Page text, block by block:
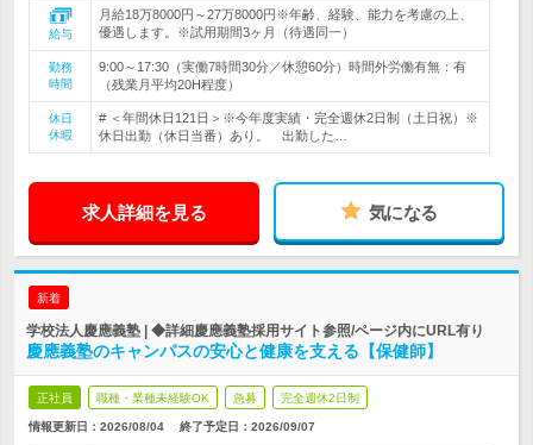
給与
月給18万8000円～27万8000円※年齢、経験、能力を考慮の上、
優遇します。※試用期間3ヶ月（待遇同一）
勤務
時間
9:00～17:30（実働7時間30分／休憩60分）時間外労働有無：有
（残業月平均20H程度）
休日
休暇
# ＜年間休日121日＞※今年度実績・完全週休2日制（土日祝）※
休日出勤（休日当番）あり。 出勤した…
求人詳細を見る 気になる
新着
学校法人慶應義塾 | ◆詳細慶應義塾採用サイト参照/ページ内にURL有り
慶應義塾のキャンパスの安心と健康を支える【保健師】
正社員 職種・業種未経験OK 急募 完全週休2日制
情報更新日：2026/08/04 終了予定日： 2026/09/07